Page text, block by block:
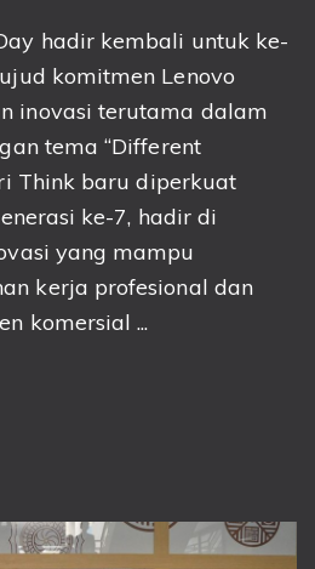
hadir kembali untuk ke-
komitmen Lenovo
inovasi terutama dalam
tema “Different
Think baru diperkuat
ke-7, hadir di
yang mampu
kerja profesional dan
komersial ...